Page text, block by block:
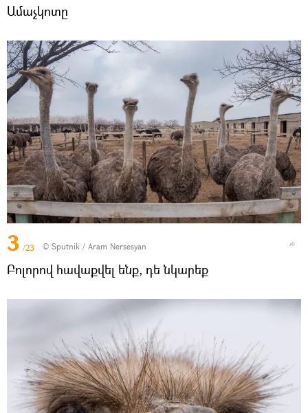
Ամաչկոտը
3 /23 © Sputnik / Aram Nersesyan
Բոլորով հավաքվել ենք, դե նկարեք